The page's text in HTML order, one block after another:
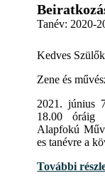
Tanév: 2020-
Kedves
Zene és
2021. június
18.00 óráig
Alapfokú
es tanévre a
További